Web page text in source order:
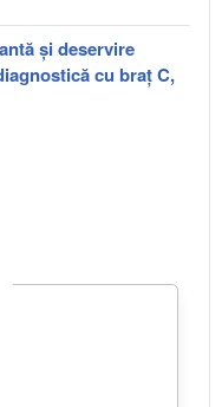
și deservire
cu braț C,